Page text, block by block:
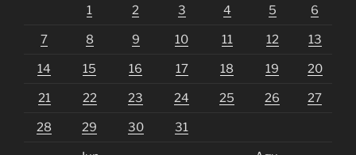
1 2 3 4 5 6
7 8 9 10 11 12 13
14 15 16 17 18 19 20
21 22 23 24 25 26 27
28 29 30 31